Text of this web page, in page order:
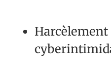
Harcèlement